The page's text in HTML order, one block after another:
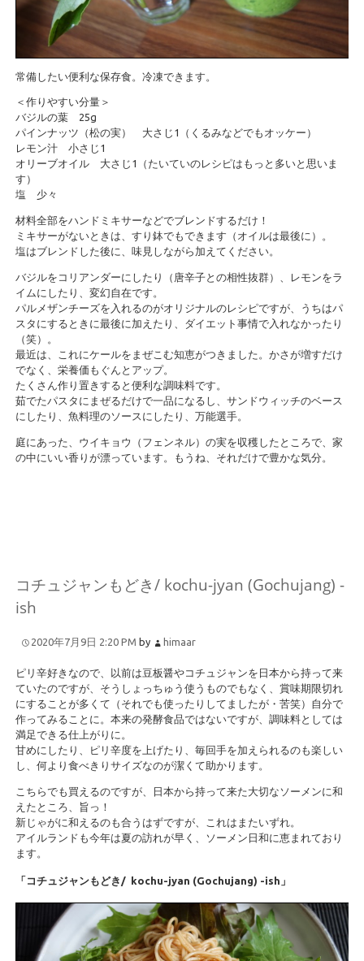
常備したい便利な保存食。冷凍できます。
＜作りやすい分量＞
バジルの葉 25g
パインナッツ（松の実） 大さじ1（くるみなどでもオッケー）
レモン汁 小さじ1
オリーブオイル 大さじ1（たいていのレシピはもっと多いと思いま
す）
塩 少々
材料全部をハンドミキサーなどでブレンドするだけ！
ミキサーがないときは、すり鉢でもできます（オイルは最後に）。
塩はブレンドした後に、味見しながら加えてください。
バジルをコリアンダーにしたり（唐辛子との相性抜群）、レモンをラ
イムにしたり、変幻自在です。
パルメザンチーズを入れるのがオリジナルのレシピですが、うちはパ
スタにするときに最後に加えたり、ダイエット事情で入れなかったり
（笑）。
最近は、これにケールをまぜこむ知恵がつきました。かさが増すだけ
でなく、栄養価もぐんとアップ。
たくさん作り置きすると便利な調味料です。
茹でたパスタにまぜるだけで一品になるし、サンドウィッチのベース
にしたり、魚料理のソースにしたり、万能選手。
庭にあった、ウイキョウ（フェンネル）の実を収穫したところで、家
の中にいい香りが漂っています。もうね、それだけで豊かな気分。
コチュジャンもどき/ kochu-jyan (Gochujang) -
ish
2020年7月9日 2:20 PM by himaar
ピリ辛好きなので、以前は豆板醤やコチュジャンを日本から持って来
ていたのですが、そうしょっちゅう使うものでもなく、賞味期限切れ
にすることが多くて（それでも使ったりしてましたが・苦笑）自分で
作ってみることに。本来の発酵食品ではないですが、調味料としては
満足できる仕上がりに。
甘めにしたり、ピリ辛度を上げたり、毎回手を加えられるのも楽しい
し、何より食べきりサイズなのが潔くて助かります。
こちらでも買えるのですが、日本から持って来た大切なソーメンに和
えたところ、旨っ！
新じゃがに和えるのも合うはずですが、これはまたいずれ。
アイルランドも今年は夏の訪れが早く、ソーメン日和に恵まれており
ます。
「コチュジャンもどき/ kochu-jyan (Gochujang) -ish」